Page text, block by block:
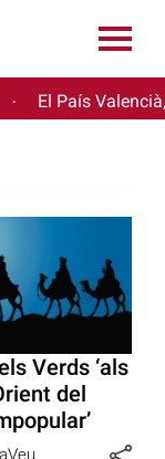
· El País
Verds ‘als
del